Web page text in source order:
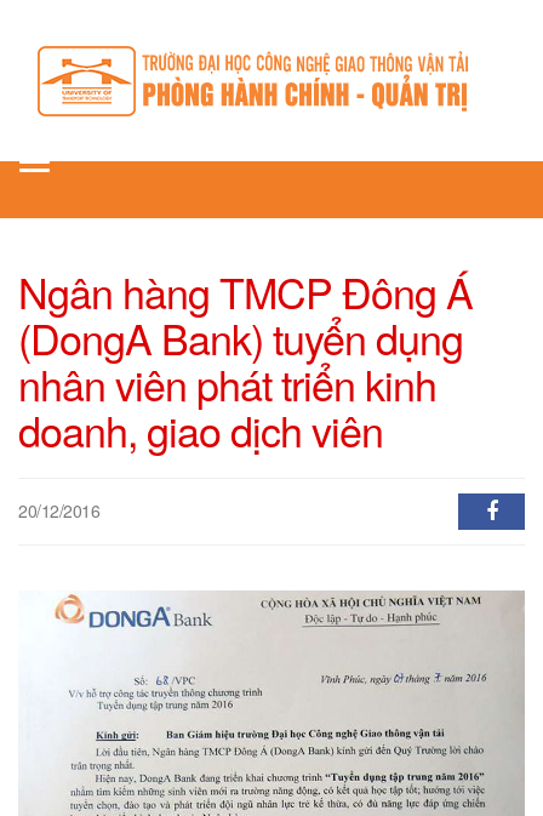
Toggle
Ngân hàng TMCP Đông Á
(DongA Bank) tuyển dụng
nhân viên phát triển kinh
doanh, giao dịch viên
20/12/2016